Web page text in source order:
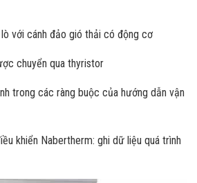
với cánh đảo gió thải có động cơ
chuyển qua thyristor
trong các ràng buộc của hướng dẫn vận
khiển Nabertherm: ghi dữ liệu quá trình